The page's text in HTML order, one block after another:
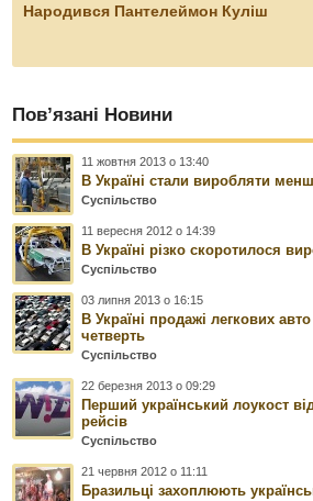
Народився Пантелеймон Куліш
Пов’язані Новини
11 жовтня 2013 о 13:40
В Україні стали виробляти
Суспільство
11 вересня 2012 о 14:39
В Україні різко скоротилося
Суспільство
03 липня 2013 о 16:15
В Україні продажі легкових
четверть
Суспільство
22 березня 2013 о 09:29
Перший український лоукост
рейсів
Суспільство
21 червня 2012 о 11:11
Бразильці захоплюють